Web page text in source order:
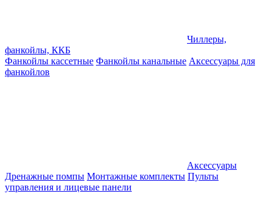
Чиллеры,
фанкойлы, ККБ
Фанкойлы кассетные Фанкойлы канальные Аксессуары для
фанкойлов
Аксессуары
Дренажные помпы Монтажные комплекты Пульты
управления и лицевые панели